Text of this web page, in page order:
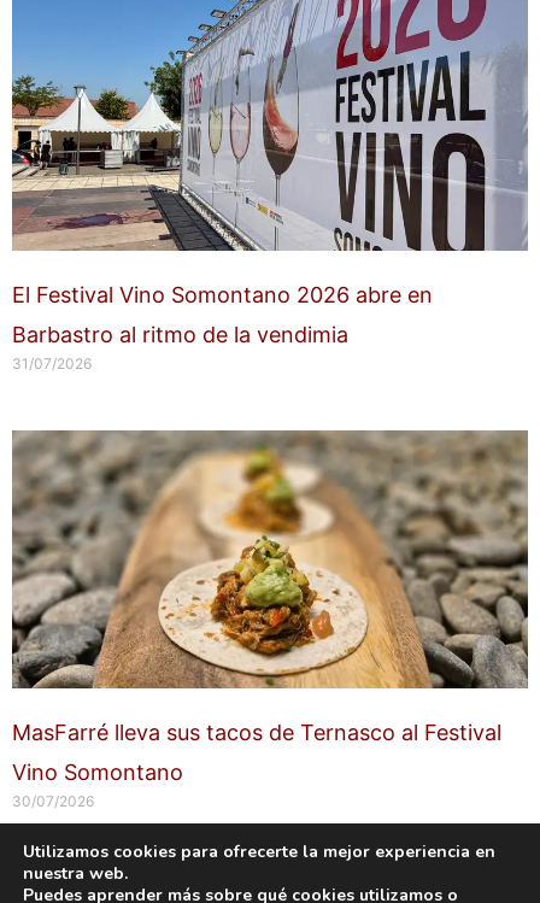
El Festival Vino Somontano 2026 abre en
Barbastro al ritmo de la vendimia
31/07/2026
MasFarré lleva sus tacos de Ternasco al Festival
Vino Somontano
30/07/2026
Copyright © 2026 labuenavidaenzaragoza.com
Utilizamos cookies para ofrecerte la mejor experiencia en
nuestra web.
Puedes aprender más sobre qué cookies utilizamos o